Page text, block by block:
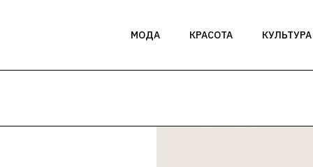
МОДА КРАСОТА КУЛЬТУРА